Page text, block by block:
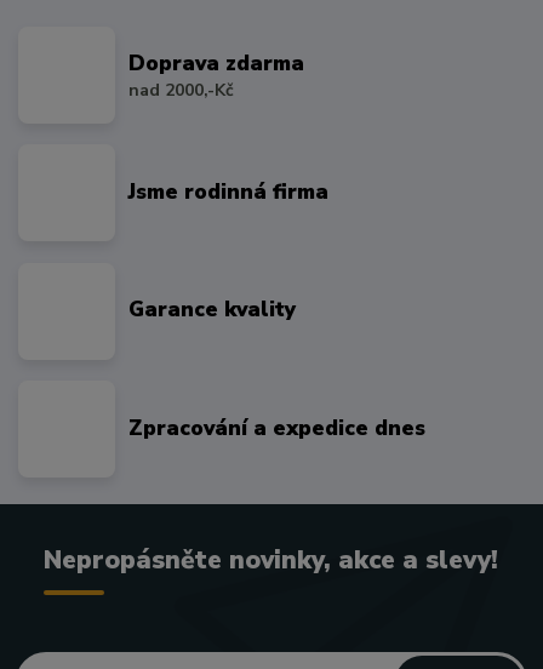
Doprava zdarma
nad 2000,-Kč
Jsme rodinná firma
Garance kvality
Zpracování a expedice dnes
Nepropásněte novinky, akce a slevy!